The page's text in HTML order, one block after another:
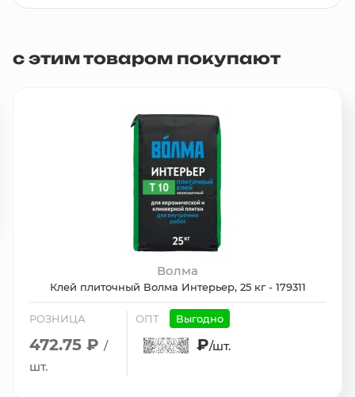
с этим товаром покупают
Волма
Клей плиточный Волма Интерьер, 25 кг - 179311
РОЗНИЦА
472.75 ₽ /
шт.
ОПТ Выгодно
₽/шт.